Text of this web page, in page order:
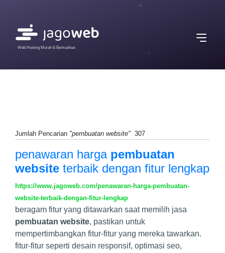
Web Hosting Murah & Berkualitas
Jumlah Pencarian "pembuatan website" 307
penawaran harga pembuatan
website terbaik dengan fitur lengkap
https://www.jagoweb.com/penawaran-harga-pembuatan-
website-terbaik-dengan-fitur-lengkap
beragam fitur yang ditawarkan saat memilih jasa
pembuatan website, pastikan untuk
mempertimbangkan fitur-fitur yang mereka tawarkan.
fitur-fitur seperti desain responsif, optimasi seo,